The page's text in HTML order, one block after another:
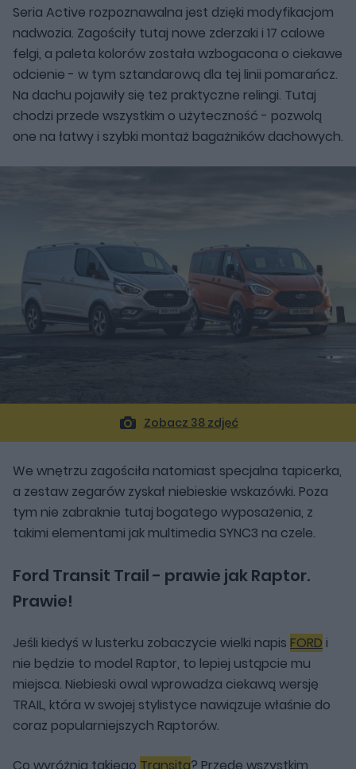
Seria Active rozpoznawalna jest dzięki modyfikacjom
nadwozia. Zagościły tutaj nowe zderzaki i 17 calowe
felgi, a paleta kolorów została wzbogacona o ciekawe
odcienie - w tym sztandarową dla tej linii pomarańcz.
Na dachu pojawiły się też praktyczne relingi. Tutaj
chodzi przede wszystkim o użyteczność - pozwolą
one na łatwy i szybki montaż bagażników dachowych.
Zobacz 38 zdjęć
We wnętrzu zagościła natomiast specjalna tapicerka,
a zestaw zegarów zyskał niebieskie wskazówki. Poza
tym nie zabraknie tutaj bogatego wyposażenia, z
takimi elementami jak multimedia SYNC3 na czele.
Ford Transit Trail - prawie jak Raptor.
Prawie!
Jeśli kiedyś w lusterku zobaczycie wielki napis FORD i
nie będzie to model Raptor, to lepiej ustąpcie mu
miejsca. Niebieski owal wprowadza ciekawą wersję
TRAIL, która w swojej stylistyce nawiązuje właśnie do
coraz popularniejszych Raptorów.